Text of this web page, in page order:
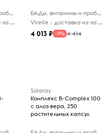
БАДы, витамины и пробиотики
Virelle - доставка из-за рубежа
БАДы, витамины и пробиотики
Virelle - доставка из-за рубежа
4 013 -9% 4 414
Solaray
Комплекс B-Complex 100
с алоэ вера, 250
растительных капсул